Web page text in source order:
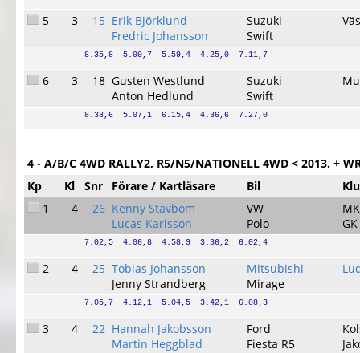
5 3 15 Erik Björklund
Fredric Johansson
Suzuki
Swift
8.35,8  5.00,7  5.59,4  4.25,0  7.11,7
6 3 18 Gusten Westlund
Anton Hedlund
Suzuki
Swift
8.38,6  5.07,1  6.15,4  4.36,6  7.27,0
4 - A/B/C 4WD RALLY2, R5/N5/NATIONELL 4WD < 2013. +
Kp
Kl Snr Förare / Kartläsare Bil
1
4 26 Kenny Stavbom
Lucas Karlsson
VW
Polo
7.02,5  4.06,8  4.58,9  3.36,2  6.02,4
2 4 25 Tobias Johansson
Jenny Strandberg
Mitsubishi
Mirage
7.05,7  4.12,1  5.04,5  3.42,1  6.08,3
3 4 22 Hannah Jakobsson
Martin Heggblad
Ford
Fiesta R5